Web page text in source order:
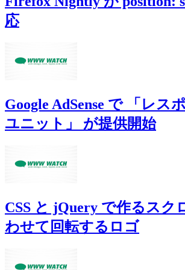
応
Google AdSense で 「レス
ユニット」 が提供開始
CSS と jQuery で作るスク
わせて回転するロゴ